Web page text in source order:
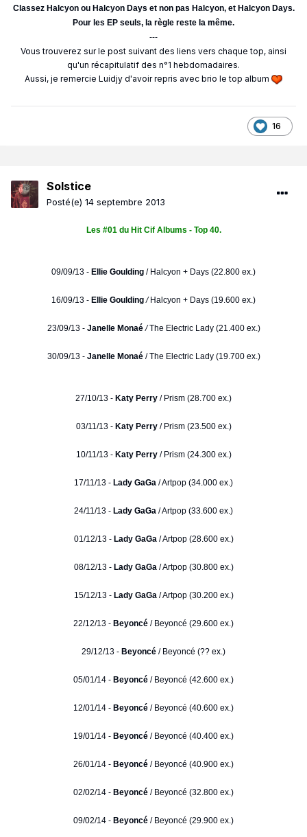
Classez Halcyon ou Halcyon Days et non pas Halcyon, et Halcyon Days.
Pour les EP seuls, la règle reste la même.
---
Vous trouverez sur le post suivant des liens vers chaque top, ainsi
qu'un récapitulatif des n°1 hebdomadaires.
Aussi, je remercie Luidjy d'avoir repris avec brio le top album
16
Solstice
Posté(e) 14 septembre 2013
Les #01 du Hit Cif Albums - Top 40.
09/09/13 - Ellie Goulding / Halcyon + Days (22.800 ex.)
16/09/13 - Ellie Goulding /Halcyon + Days (19.600 ex.)
23/09/13 - Janelle Monaé /The Electric Lady (21.400 ex.)
30/09/13 - Janelle Monaé/ The Electric Lady (19.700 ex.)
27/10/13 - Katy Perry / Prism (28.700 ex.)
03/11/13 - Katy Perry/ Prism (23.500 ex.)
10/11/13 - Katy Perry/ Prism (24.300 ex.)
17/11/13 - Lady GaGa / Artpop (34.000 ex.)
24/11/13 - Lady GaGa / Artpop (33.600 ex.)
01/12/13 - Lady GaGa/ Artpop (28.600 ex.)
08/12/13 - Lady GaGa/ Artpop (30.800 ex.)
15/12/13 - Lady GaGa/ Artpop (30.200 ex.)
22/12/13 - Beyoncé / Beyoncé (29.600 ex.)
29/12/13 - Beyoncé / Beyoncé (?? ex.)
05/01/14 - Beyoncé / Beyoncé (42.600 ex.)
12/01/14 - Beyoncé / Beyoncé (40.600 ex.)
19/01/14 - Beyoncé / Beyoncé (40.400 ex.)
26/01/14 - Beyoncé / Beyoncé (40.900 ex.)
02/02/14 - Beyoncé / Beyoncé (32.800 ex.)
09/02/14 - Beyoncé / Beyoncé (29.900 ex.)